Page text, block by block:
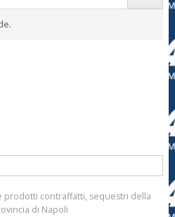
prodotti contraffatti, sequestri della
di Napoli